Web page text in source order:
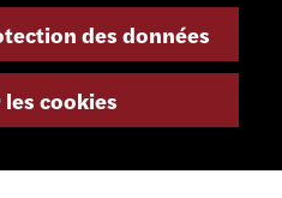
des données
cookies